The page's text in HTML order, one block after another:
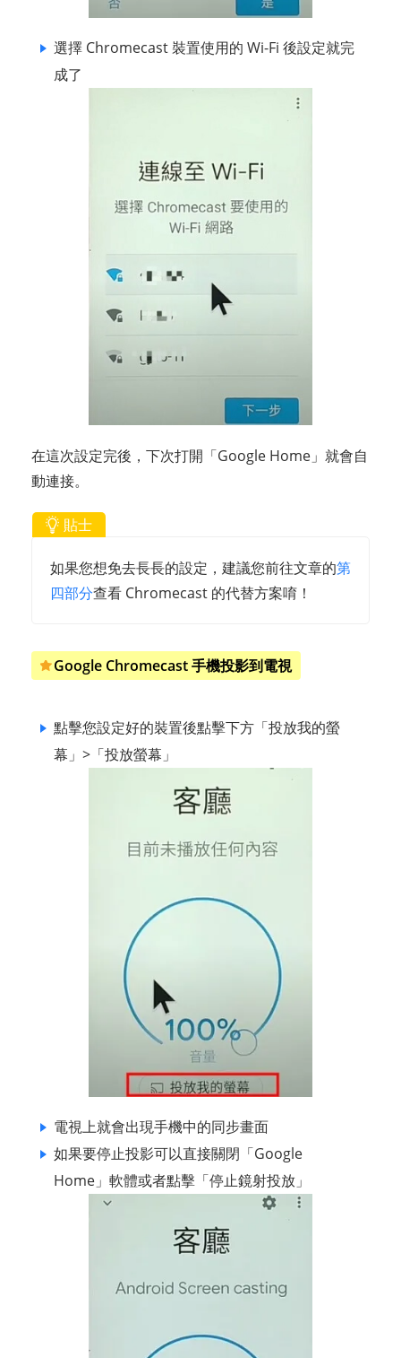
選擇 Chromecast 裝置使用的 Wi-Fi 後設定就完
成了
在這次設定完後，下次打開「Google Home」就會自
動連接。
貼士
如果您想免去長長的設定，建議您前往文章的第
四部分查看 Chromecast 的代替方案唷！
Google Chromecast 手機投影到電視
點擊您設定好的裝置後點擊下方「投放我的螢
幕」>「投放螢幕」
電視上就會出現手機中的同步畫面
如果要停止投影可以直接關閉「Google
Home」軟體或者點擊「停止鏡射投放」